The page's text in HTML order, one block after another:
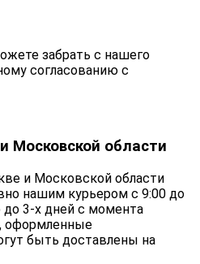
забрать с нашего
согласованию с
Московской области
и Московской области
нашим курьером с 9:00 до
до 3-х дней с момента
оформленные
быть доставлены на